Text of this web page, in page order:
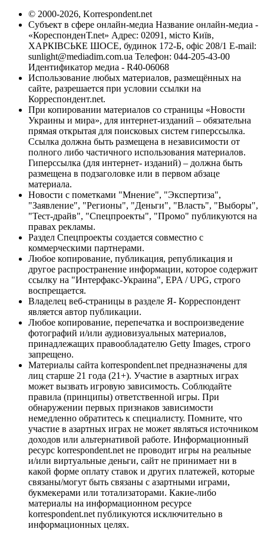
© 2000-2026, Korrespondent.net
Субъект в сфере онлайн-медиа Название онлайн-медиа -
«КореспонденТ.net» Адрес: 02091, місто Київ,
ХАРКІВСЬКЕ ШОСЕ, будинок 172-Б, офіс 208/1 E-mail:
sunlight@mediadim.com.ua Телефон: 044-205-43-00
Идентификатор медиа - R40-06068
Использование любых материалов, размещённых на
сайте, разрешается при условии ссылки на
Корреспондент.net.
При копировании материалов со страницы «Новости
Украины и мира», для интернет-изданий – обязательна
прямая открытая для поисковых систем гиперссылка.
Ссылка должна быть размещена в независимости от
полного либо частичного использования материалов.
Гиперссылка (для интернет- изданий) – должна быть
размещена в подзаголовке или в первом абзаце
материала.
Новости с пометками "Мнение", "Экспертиза",
"Заявление", "Регионы", "Деньги", "Власть", "Выборы",
"Тест-драйв", "Спецпроекты", "Промо" публикуются на
правах рекламы.
Раздел Спецпроекты создается совместно с
коммерческими партнерами.
Любое копирование, публикация, републикация и
другое распространение информации, которое содержит
ссылку на "Интерфакс-Украина", EPA / UPG, строго
воспрещается.
Владелец веб-страницы в разделе Я- Корреспондент
является автор публикации.
Любое копирование, перепечатка и воспроизведение
фотографий и/или аудиовизуальных материалов,
принадлежащих правообладателю Getty Images, строго
запрещено.
Материалы сайта korrespondent.net предназначены для
лиц старше 21 года (21+). Участие в азартных играх
может вызвать игровую зависимость. Соблюдайте
правила (принципы) ответственной игры. При
обнаружении первых признаков зависимости
немедленно обратитесь к специалисту. Помните, что
участие в азартных играх не может являться источником
доходов или альтернативой работе. Информационный
ресурс korrespondent.net не проводит игры на реальные
и/или виртуальные деньги, сайт не принимает ни в
какой форме оплату ставок и других платежей, которые
связаны/могут быть связаны с азартными играми,
букмекерами или тотализаторами. Какие-либо
материалы на информационном ресурсе
korrespondent.net публикуются исключительно в
информационных целях.